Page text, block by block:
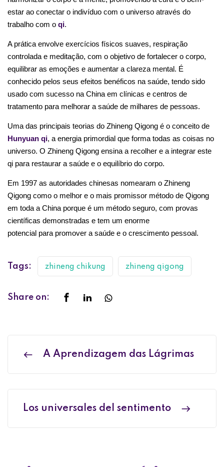
estar ao conectar o indivíduo com o universo através do
trabalho com o qi.
A prática envolve exercícios físicos suaves, respiração
controlada e meditação, com o objetivo de fortalecer o corpo,
equilibrar as emoções e aumentar a clareza mental. É
conhecido pelos seus efeitos benéficos na saúde, tendo sido
usado com sucesso na China em clínicas e centros de
tratamento para melhorar a saúde de milhares de pessoas.
Uma das principais teorias do Zhineng Qigong é o conceito de
Hunyuan qi, a energia primordial que forma todas as coisas no
universo. O Zhineng Qigong ensina a recolher e a integrar este
qi para restaurar a saúde e o equilíbrio do corpo.
Em 1997 as autoridades chinesas nomearam o Zhineng
Qigong como o melhor e o mais promissor método de Qigong
em toda a China porque é um método seguro, com provas
científicas demonstradas e tem um enorme
potencial para promover a saúde e o crescimento pessoal.
Tags: zhineng chikung zhineng qigong
Share on:
A Aprendizagem das Lágrimas
Los universales del sentimento